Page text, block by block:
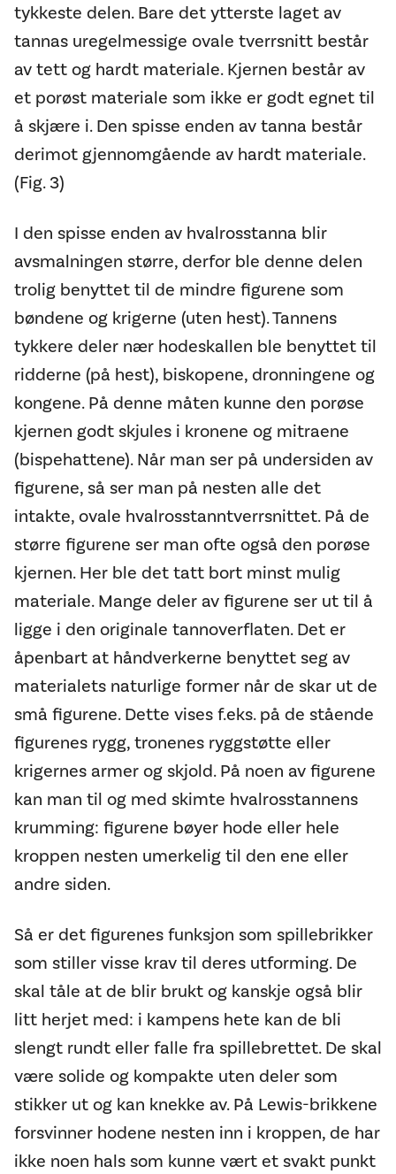
tykkeste delen. Bare det ytterste laget av
tannas uregelmessige ovale tverrsnitt består
av tett og hardt materiale. Kjernen består av
et porøst materiale som ikke er godt egnet til
å skjære i. Den spisse enden av tanna består
derimot gjennomgående av hardt materiale.
(Fig. 3)
I den spisse enden av hvalrosstanna blir
avsmalningen større, derfor ble denne delen
trolig benyttet til de mindre figurene som
bøndene og krigerne (uten hest). Tannens
tykkere deler nær hodeskallen ble benyttet til
ridderne (på hest), biskopene, dronningene og
kongene. På denne måten kunne den porøse
kjernen godt skjules i kronene og mitraene
(bispehattene). Når man ser på undersiden av
figurene, så ser man på nesten alle det
intakte, ovale hvalrosstanntverrsnittet. På de
større figurene ser man ofte også den porøse
kjernen. Her ble det tatt bort minst mulig
materiale. Mange deler av figurene ser ut til å
ligge i den originale tannoverflaten. Det er
åpenbart at håndverkerne benyttet seg av
materialets naturlige former når de skar ut de
små figurene. Dette vises f.eks. på de stående
figurenes rygg, tronenes ryggstøtte eller
krigernes armer og skjold. På noen av figurene
kan man til og med skimte hvalrosstannens
krumming: figurene bøyer hode eller hele
kroppen nesten umerkelig til den ene eller
andre siden.
Så er det figurenes funksjon som spillebrikker
som stiller visse krav til deres utforming. De
skal tåle at de blir brukt og kanskje også blir
litt herjet med: i kampens hete kan de bli
slengt rundt eller falle fra spillebrettet. De skal
være solide og kompakte uten deler som
stikker ut og kan knekke av. På Lewis-brikkene
forsvinner hodene nesten inn i kroppen, de har
ikke noen hals som kunne vært et svakt punkt